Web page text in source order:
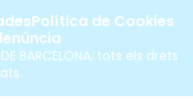
BARCELONA, tots els drets
Política de Cookies